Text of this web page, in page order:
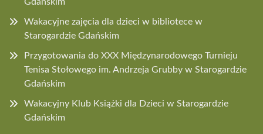
Wakacyjne zajęcia dla dzieci w bibliotece w
Starogardzie Gdańskim
Przygotowania do XXX Międzynarodowego Turnieju
Tenisa Stołowego im. Andrzeja Grubby w Starogardzie
Gdańskim
Wakacyjny Klub Książki dla Dzieci w Starogardzie
Gdańskim